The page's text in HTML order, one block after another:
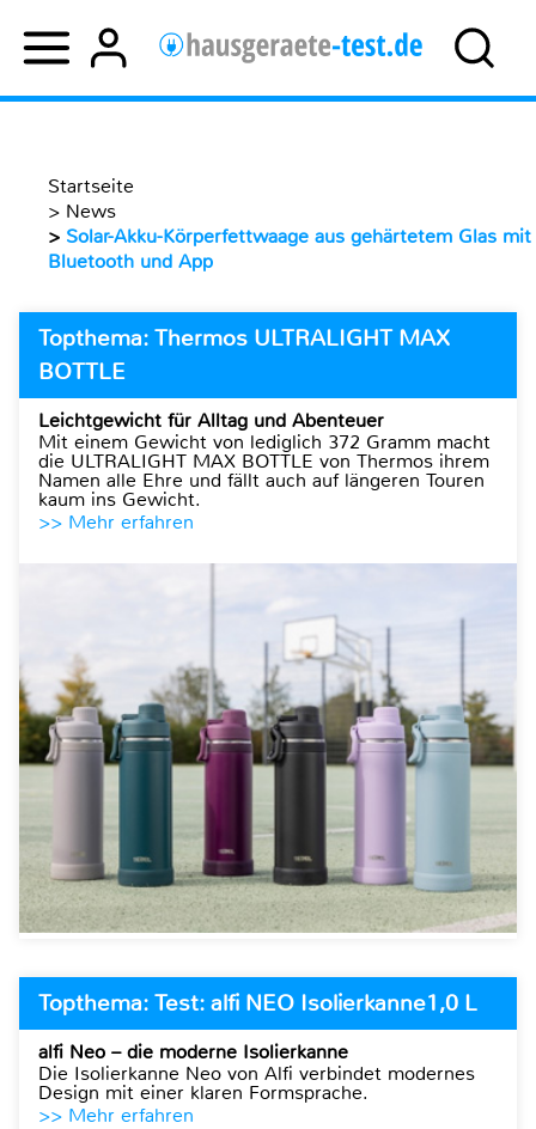
Startseite
> News
> Solar-Akku-Körperfettwaage aus gehärtetem Glas mit
Bluetooth und App
Topthema: Thermos ULTRALIGHT MAX
BOTTLE
Leichtgewicht für Alltag und Abenteuer
Mit einem Gewicht von lediglich 372 Gramm macht
die ULTRALIGHT MAX BOTTLE von Thermos ihrem
Namen alle Ehre und fällt auch auf längeren Touren
kaum ins Gewicht.
>> Mehr erfahren
Topthema: Test: alfi NEO Isolierkanne1,0 L
alfi Neo – die moderne Isolierkanne
Die Isolierkanne Neo von Alfi verbindet modernes
Design mit einer klaren Formsprache.
>> Mehr erfahren